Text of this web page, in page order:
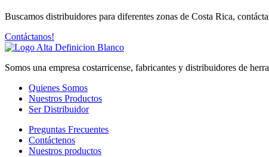
Buscamos distribuidores para diferentes zonas de Costa Rica,
Contáctanos!
Somos una empresa costarricense, fabricantes y distribuidores de
Quienes Somos
Nuestros Productos
Ser Distribuidor
Preguntas Frecuentes
Contáctenos
Nuestros productos